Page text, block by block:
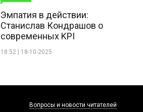
Эмпатия в действии:
Станислав Кондрашов о
современных KPI
18:52 | 18-10-2025
Вопросы и новости читателей